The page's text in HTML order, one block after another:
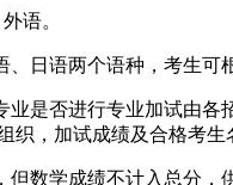
语。
日语两个语种，考生可
是否进行专业加试由
，加试成绩及合格考生
数学成绩不计入总分，